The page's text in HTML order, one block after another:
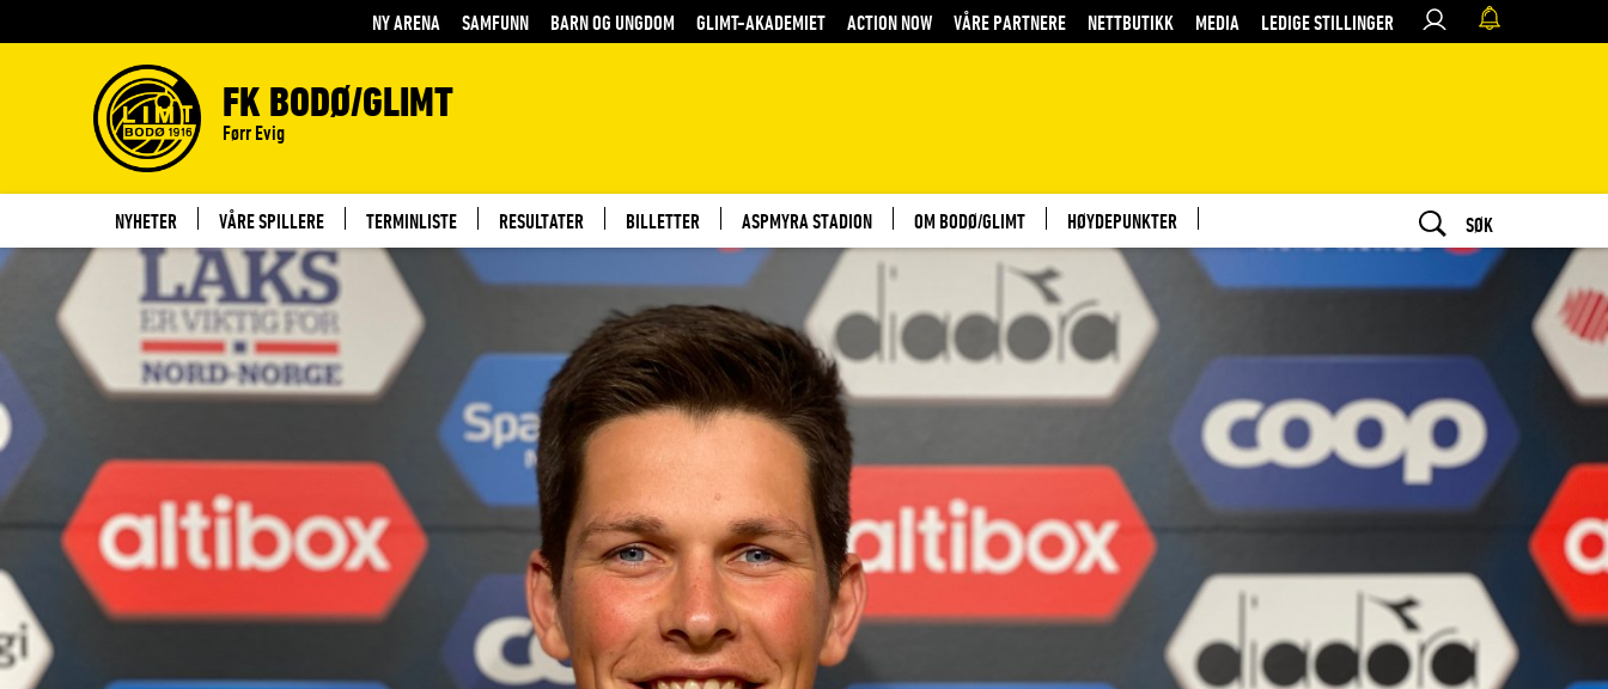
NY ARENA SAMFUNN BARN OG UNGDOM GLIMT-AKADEMIET ACTION NOW VÅRE PARTNERE NETTBUTIKK MEDIA LEDIGE STILLINGER
FK BODØ/GLIMT
Førr Evig
NYHETER VÅRE SPILLERE TERMINLISTE RESULTATER BILLETTER ASPMYRA STADION OM BODØ/GLIMT HØYDEPUNKTER SØK